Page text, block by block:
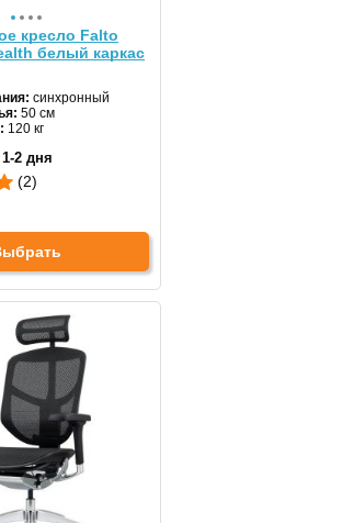
кресло Falto
белый каркас
синхронный
50 см
120 кг
ткань
2 дня
(2)